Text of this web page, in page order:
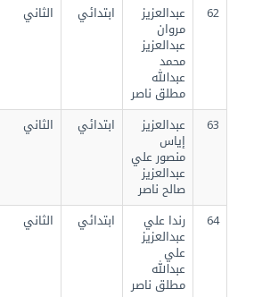
عبدالعزيز
مروان
عبدالعزيز
محمد
عبدالله
مطلق ناصر
ابتدائي الثاني
عبدالعزيز
إياس
منصور علي
عبدالعزيز
صالح ناصر
ابتدائي الثاني
رندا علي
عبدالعزيز
علي
عبدالله
مطلق ناصر
ابتدائي الثاني